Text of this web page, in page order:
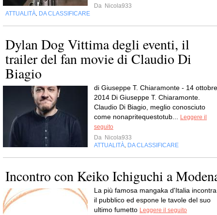
Da Nicola933
ATTUALITÀ DA CLASSIFICARE
Dylan Dog Vittima degli eventi, il
trailer del fan movie di Claudio Di
Biagio
di Giuseppe T. Chiaramonte - 14 ottobre
2014 Di Giuseppe T. Chiaramonte.
Claudio Di Biagio, meglio conosciuto
come nonapritequestotub...
Leggere il
seguito
Da Nicola933
ATTUALITÀ DA CLASSIFICARE
Incontro con Keiko Ichiguchi a
La più famosa mangaka d'Italia incontra
il pubblico ed espone le tavole del suo
ultimo fumetto Leggere il seguito